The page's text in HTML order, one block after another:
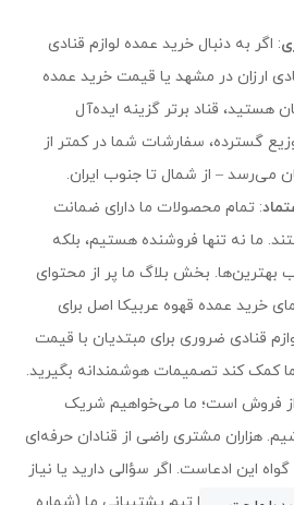
: اگر به دنبال خرید عمده لوازم قنادی
ارزان در مشهد یا قیمت خرید عمده
هستید، قناد برتر گزینه ایده‌آل
گسترده، سفارشات شما در کمتر از
: تمام محصولات ما دارای ضمانت
ما نه تنها فروشنده هستیم، بلکه
بهترین‌ها. بخش بلاگ ما پر از محتوای
خرید عمده قهوه عربیکا اصل برای
قنادی ضروری برای مبتدیان با قیمت
کمک کند تصمیمات هوشمندانه بگیرید.
از فروش است؛ ما می‌خواهیم شریک
هزاران مشتری راضی از قنادان حرفه‌ای
این ادعاست. اگر سؤالی دارید یا نیاز